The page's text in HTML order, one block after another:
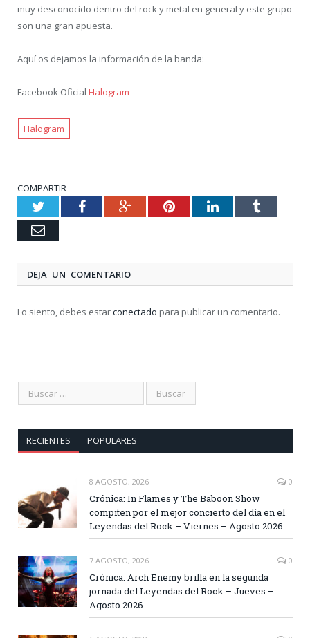
muy desconocido dentro del rock y metal en general y este grupo
son una gran apuesta.
Aquí os dejamos la información de la banda:
Facebook Oficial Halogram
Halogram
COMPARTIR
TwitterFacebookGoogle+PinterestLinkedInTumblr
Email
DEJA UN COMENTARIO
Lo siento, debes estarconectado para publicar un comentario.
RECIENTES POPULARES
8 AGOSTO, 2026 0
Crónica: In Flames y The Baboon Show
compiten por el mejor concierto del día en el
Leyendas del Rock – Viernes – Agosto 2026
7 AGOSTO, 2026 0
Crónica: Arch Enemy brilla en la segunda
jornada del Leyendas del Rock – Jueves –
Agosto 2026